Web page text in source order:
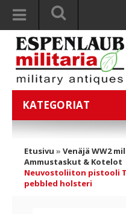
KATEGORIAT
Etusivu » Venäjä WW2
Ammustaskut & Kotelot
Neuvostoliiton pistooli
pebbled holsteri